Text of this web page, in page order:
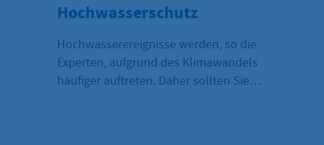
Hochwasserschutz
Hochwasserereignisse werden, so die
Experten, aufgrund des Klimawandels
häufiger auftreten. Daher sollten Sie